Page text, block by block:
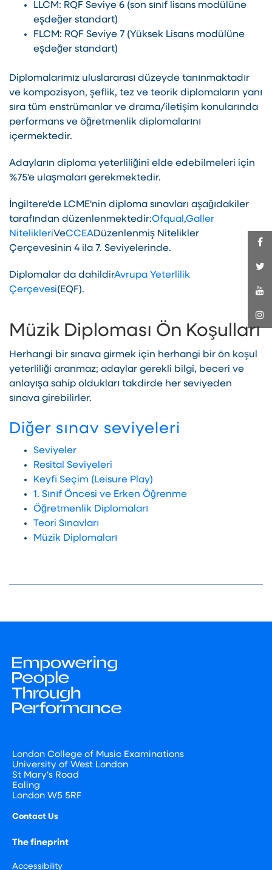
LLCM: RQF Seviye 6 (son sınıf lisans modülüne
eşdeğer standart)
FLCM: RQF Seviye 7 (Yüksek Lisans modülüne
eşdeğer standart)
Diplomalarımız uluslararası düzeyde tanınmaktadır
ve kompozisyon, şeflik, tez ve teorik diplomaların yanı
sıra tüm enstrümanlar ve drama/iletişim konularında
performans ve öğretmenlik diplomalarını
içermektedir.
Adayların diploma yeterliliğini elde edebilmeleri için
%75'e ulaşmaları gerekmektedir.
İngiltere'de LCME'nin diploma sınavları aşağıdakiler
tarafından düzenlenmektedir:Ofqual ,Galler
NitelikleriVeCCEADüzenlenmiş Nitelikler
Çerçevesinin 4 ila 7. Seviyelerinde.
Diplomalar da dahildirAvrupa Yeterlilik
Çerçevesi(EQF).
Müzik Diploması Ön Koşulları
Herhangi bir sınava girmek için herhangi bir ön koşul
yeterliliği aranmaz; adaylar gerekli bilgi, beceri ve
anlayışa sahip oldukları takdirde her seviyeden
sınava girebilirler.
Diğer sınav seviyeleri
Seviyeler
Resital Seviyeleri
Keyfi Seçim (Leisure Play)
1. Sınıf Öncesi ve Erken Öğrenme
Öğretmenlik Diplomaları
Teori Sınavları
Müzik Diplomaları
London College of Music Examinations
University of West London
St Mary's Road
Ealing
London W5 5RF
Contact Us
The fineprint
Accessibility